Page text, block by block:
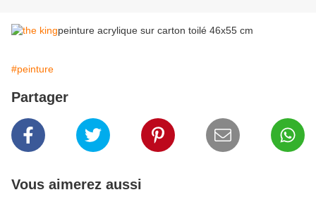
peinture acrylique sur carton toilé 46x55 cm
#peinture
Partager
Vous aimerez aussi